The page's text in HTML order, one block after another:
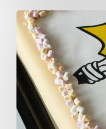
Aprillikuu
vaheaeg
noortekas